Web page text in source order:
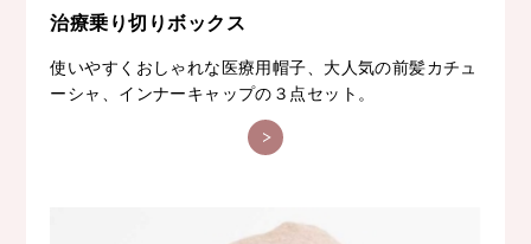
治療乗り切りボックス
使いやすくおしゃれな医療用帽子、大人気の前髪カチュ
ーシャ、インナーキャップの３点セット。